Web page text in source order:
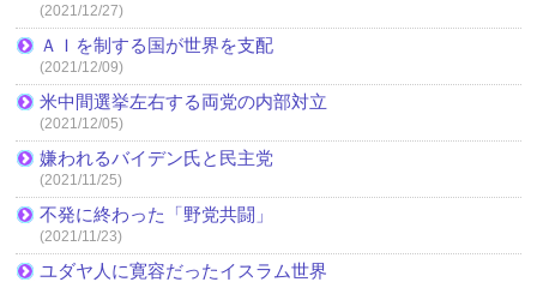
(2021/12/27)
ＡＩを制する国が世界を支配
(2021/12/09)
米中間選挙左右する両党の内部対立
(2021/12/05)
嫌われるバイデン氏と民主党
(2021/11/25)
不発に終わった「野党共闘」
(2021/11/23)
ユダヤ人に寛容だったイスラム世界